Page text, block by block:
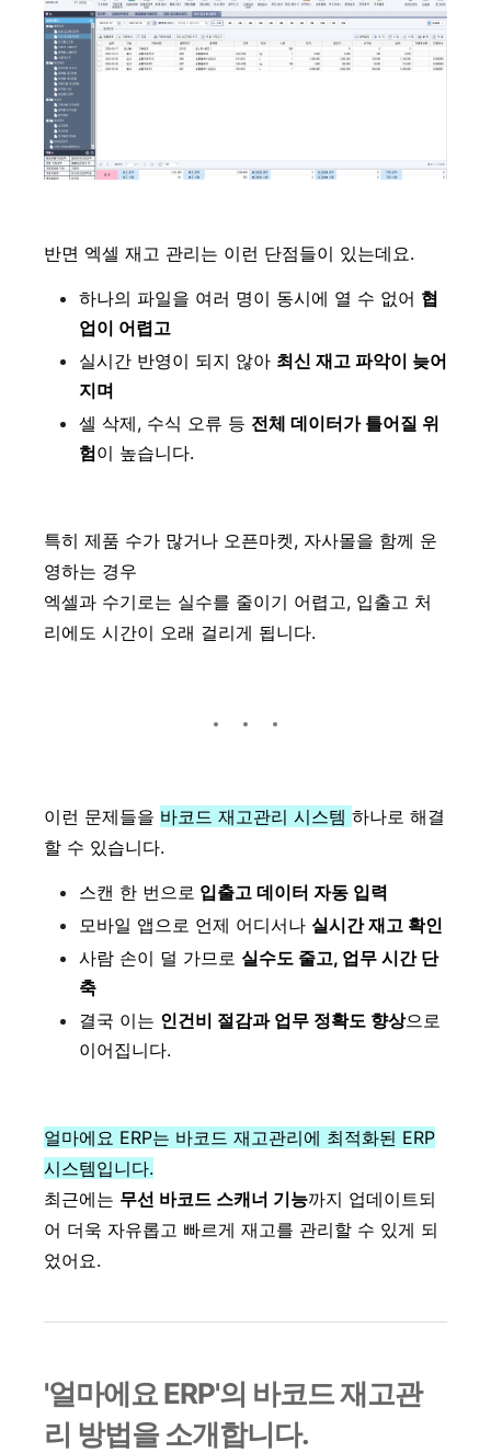
반면 엑셀 재고 관리는 이런 단점들이 있는데요.
하나의 파일을 여러 명이 동시에 열 수 없어 협
업이 어렵고
실시간 반영이 되지 않아 최신 재고 파악이 늦어
지며
셀 삭제, 수식 오류 등 전체 데이터가 틀어질 위
험이 높습니다.
특히 제품 수가 많거나 오픈마켓, 자사몰을 함께 운
영하는 경우
엑셀과 수기로는 실수를 줄이기 어렵고, 입출고 처
리에도 시간이 오래 걸리게 됩니다.
이런 문제들을 바코드 재고관리 시스템 하나로 해결
할 수 있습니다.
스캔 한 번으로 입출고 데이터 자동 입력
모바일 앱으로 언제 어디서나 실시간 재고 확인
사람 손이 덜 가므로 실수도 줄고, 업무 시간 단
축
결국 이는 인건비 절감과 업무 정확도 향상으로
이어집니다.
얼마에요 ERP는 바코드 재고관리에 최적화된 ERP
시스템입니다.
최근에는 무선 바코드 스캐너 기능까지 업데이트되
어 더욱 자유롭고 빠르게 재고를 관리할 수 있게 되
었어요.
'얼마에요 ERP'의 바코드 재고관
리 방법을 소개합니다.